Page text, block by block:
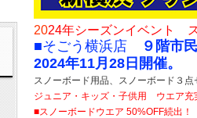
2024年シーズンイベント
■そごう横浜店
９階市
2024年11月28日開催。
スノーボード用品、スノーボード３
ジュニア・キッズ・子供用 ウエア充
■スノーボードウエア 50%OFF続出！